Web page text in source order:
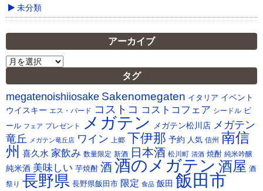
未分類
アーカイブ
ア
カ
イ
ブ
タグ
megatenoishiiosake Sakenomegaten イタリア イベント
ウイスキー エス・バード コストコ コストコフェア シードル ビ
ール フェア プレゼント メガテン メガテン松川店 メガテン
竜丘
メガテン竜丘店 ワイン 上郷 下伊那 予約 人気 信州 南信
州 喜久水 家飲み 数量限定 新酒 日本酒 松川町 清酒 焼酎 純米吟醸
純米酒 美味しい 芋焼酎 酒酒のメガテン 酒屋 酒
祭り 長野県 長野県飯田市 限定 食品 飯田 飯田市